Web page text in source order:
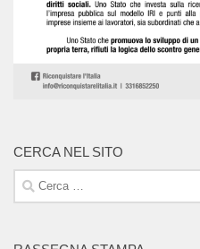
CERCA NEL SITO
Ricerca
per: